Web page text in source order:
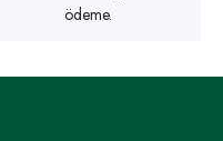
ödeme.